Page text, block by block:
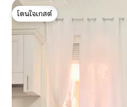
โดนใจเกสต์
โดนใจเกสต์